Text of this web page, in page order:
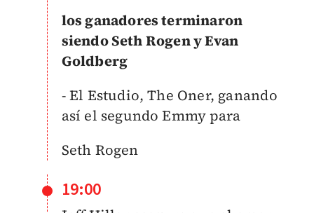
los ganadores terminaron
siendo Seth Rogen y Evan
Goldberg
- El Estudio, The Oner, ganando
así el segundo Emmy para
Seth Rogen
19:00